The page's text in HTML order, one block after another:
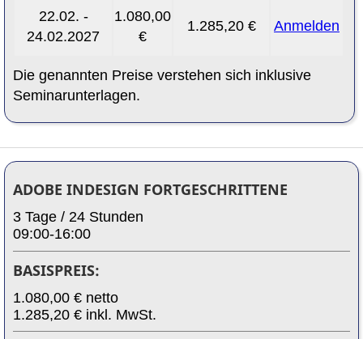
22.02. -
24.02.2027
1.080,00
€
1.285,20 € Anmelden
Die genannten Preise verstehen sich inklusive
Seminarunterlagen.
ADOBE INDESIGN FORTGESCHRITTENE
3 Tage / 24 Stunden
09:00-16:00
BASISPREIS:
1.080,00 € netto
1.285,20 € inkl. MwSt.